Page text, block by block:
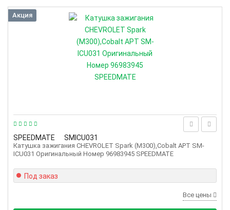
SPEEDMATE SMICU031
Катушка зажигания CHEVROLET Spark (M300),Cobalt АРТ SM-
ICU031 Оригинальный Номер 96983945 SPEEDMATE
Акция
Под заказ
Все цены